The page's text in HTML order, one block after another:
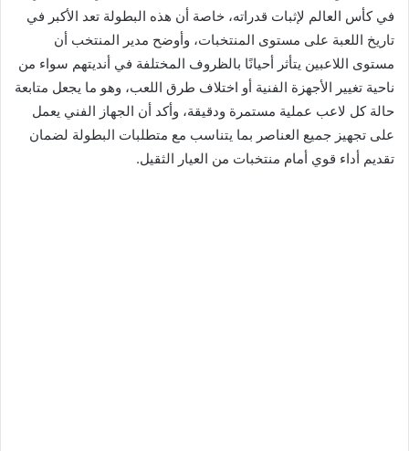
في كأس العالم لإثبات قدراته، خاصة أن هذه البطولة تعد الأكبر في
تاريخ اللعبة على مستوى المنتخبات، وأوضح مدير المنتخب أن
مستوى اللاعبين يتأثر أحيانًا بالظروف المختلفة في أنديتهم سواء من
ناحية تغيير الأجهزة الفنية أو اختلاف طرق اللعب، وهو ما يجعل متابعة
حالة كل لاعب عملية مستمرة ودقيقة، وأكد أن الجهاز الفني يعمل
على تجهيز جميع العناصر بما يتناسب مع متطلبات البطولة لضمان
تقديم أداء قوي أمام منتخبات من العيار الثقيل.